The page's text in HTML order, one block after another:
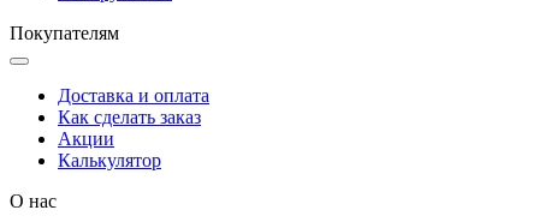
Покупателям
Доставка и оплата
Как сделать заказ
Акции
Калькулятор
О нас